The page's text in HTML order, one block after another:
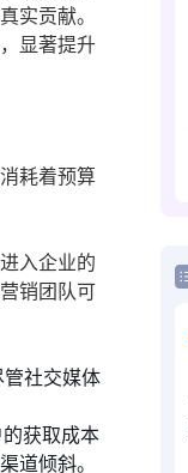
实贡献。
显著提升
耗着预算
入企业的
销团队可
社交媒体
获取成本
道倾斜。